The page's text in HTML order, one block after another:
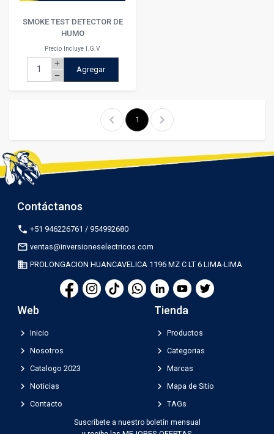
SMOKE TEST DETECTOR DE
HUMO
Precio Incluye I.G.V
add
remove
Agregar
chevron_left 1 chevron_right
Contáctanos
phone +51 946226761 / 954992680
mail_outline ventas@inversioneselectricos.com
business PROLONGACION HUANCAVELICA 1196 MZ C LT 6 LIMA-LIMA
Web
chevron_right Inicio
chevron_right Nosotros
chevron_right Catalogo 2023
chevron_right Noticias
chevron_right Contacto
Tienda
chevron_right Productos
chevron_right Categorias
chevron_right Marcas
chevron_right Mapa de Sitio
chevron_right TAGs
Suscríbete a nuestro boletín mensual